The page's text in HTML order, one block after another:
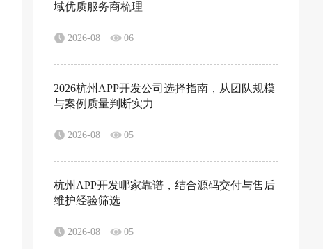
域优质服务商梳理
2026-08 06
2026杭州APP开发公司选择指南，从团队规模
与案例质量判断实力
2026-08 05
杭州APP开发哪家靠谱，结合源码交付与售后
维护经验筛选
2026-08 05